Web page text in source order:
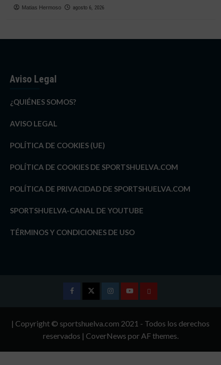
Matias Hermoso agosto 6, 2026
Aviso Legal
¿QUIÉNES SOMOS?
AVISO LEGAL
POLÍTICA DE COOKIES (UE)
POLÍTICA DE COOKIES DE SPORTSHUELVA.COM
POLÍTICA DE PRIVACIDAD DE SPORTSHUELVA.COM
SPORTSHUELVA-CANAL DE YOUTUBE
TÉRMINOS Y CONDICIONES DE USO
InstagramYoutubeTÉRMINOS
CONDICIONES
| Copyright © sportshuelva.com 2021 - Todos los derechos
reservados | CoverNews por AF themes.